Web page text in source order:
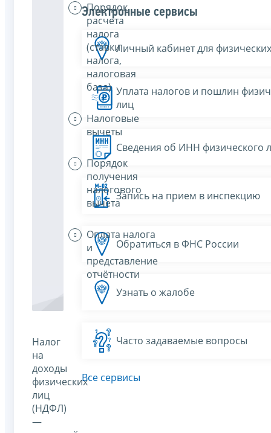
Порядок
расчета
налога
(ставки
налога,
налоговая
база)
Налоговые
вычеты
Порядок
получения
налогового
вычета
Оплата налога
и
представление
отчётности
Налог
на
доходы
физических
лиц
(НДФЛ)
—
Электронные сервисы
Личный кабинет для
Уплата налогов и пошлин
лиц
Сведения об ИНН физического
Запись на прием в инспекцию
Обратиться в ФНС России
Узнать о жалобе
Часто задаваемые вопросы
Все сервисы